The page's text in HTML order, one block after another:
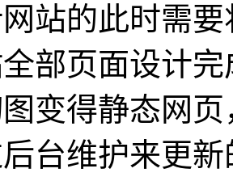
站的此时需
部页面设计
变得静态网
台维护来更